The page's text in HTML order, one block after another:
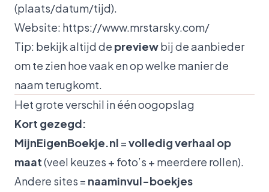
(plaats/datum/tijd).
Website: https://www.mrstarsky.com/
Tip: bekijk altijd de previewbij de aanbieder
om te zien hoe vaak en op welke manier de
naam terugkomt.
Het grote verschil in één oogopslag
Kort gezegd:
MijnEigenBoekje.nl =volledig verhaal op
maat(veel keuzes + foto’s + meerdere rollen).
Andere sites = naaminvul-boekjes